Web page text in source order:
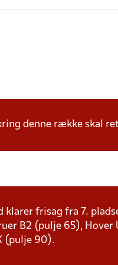
denne række skal
klarer frisag fra 7.
B2 (pulje 65), Hover
(pulje 90).